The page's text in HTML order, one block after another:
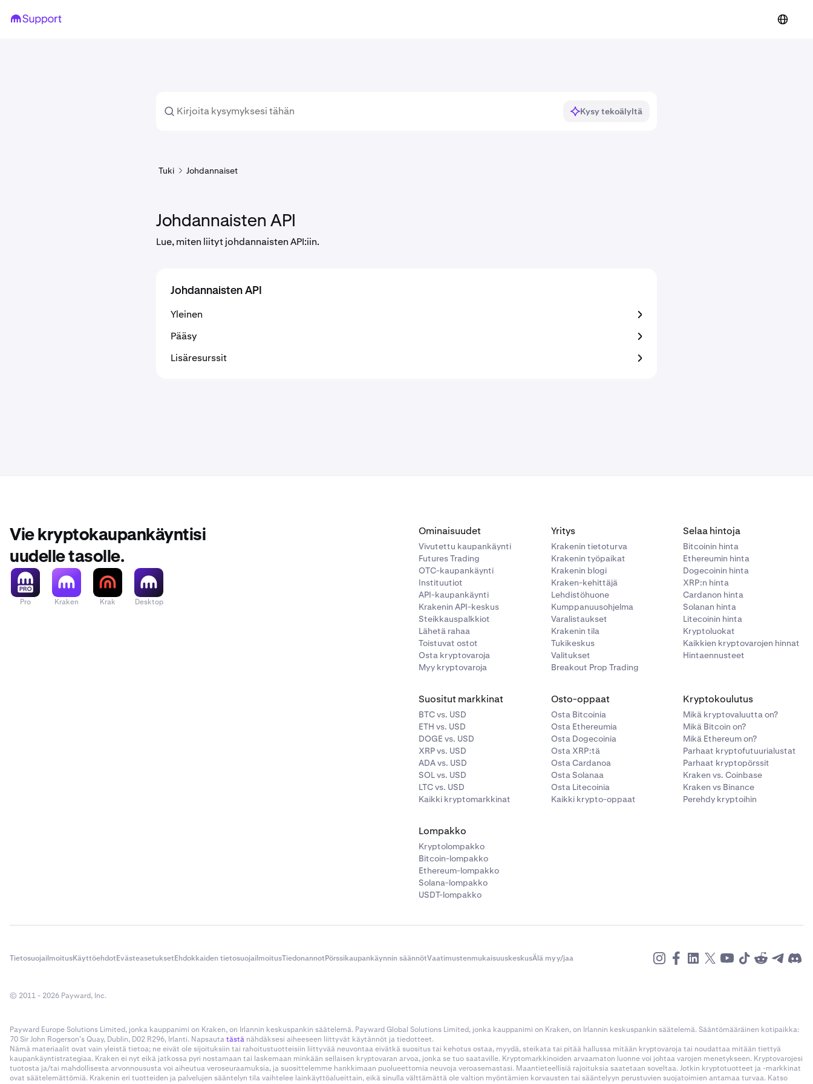
Kysy tekoälyltä
Tuki Johdannaiset
Johdannaisten API
Lue, miten liityt johdannaisten API:iin.
Johdannaisten API
Yleinen
Pääsy
Lisäresurssit
Vie kryptokaupankäyntisi
uudelle tasolle.
Pro Kraken Krak Desktop
Ominaisuudet
Vivutettu kaupankäynti
Futures Trading
OTC-kaupankäynti
Instituutiot
API-kaupankäynti
Krakenin API-keskus
Steikkauspalkkiot
Lähetä rahaa
Toistuvat ostot
Osta kryptovaroja
Myy kryptovaroja
Yritys
Krakenin tietoturva
Krakenin työpaikat
Krakenin blogi
Kraken-kehittäjä
Lehdistöhuone
Kumppanuusohjelma
Varalistaukset
Krakenin tila
Tukikeskus
Valitukset
Breakout Prop Trading
Selaa hintoja
Bitcoinin hinta
Ethereumin hinta
Dogecoinin hinta
XRP:n hinta
Cardanon hinta
Solanan hinta
Litecoinin hinta
Kryptoluokat
Kaikkien kryptovarojen hinnat
Hintaennusteet
Suositut markkinat
BTC vs. USD
ETH vs. USD
DOGE vs. USD
XRP vs. USD
ADA vs. USD
SOL vs. USD
LTC vs. USD
Kaikki kryptomarkkinat
Osto-oppaat
Osta Bitcoinia
Osta Ethereumia
Osta Dogecoinia
Osta XRP:tä
Osta Cardanoa
Osta Solanaa
Osta Litecoinia
Kaikki krypto-oppaat
Kryptokoulutus
Mikä kryptovaluutta on?
Mikä Bitcoin on?
Mikä Ethereum on?
Parhaat kryptofutuurialustat
Parhaat kryptopörssit
Kraken vs. Coinbase
Kraken vs Binance
Perehdy kryptoihin
Lompakko
Kryptolompakko
Bitcoin-lompakko
Ethereum-lompakko
Solana-lompakko
USDT-lompakko
TietosuojailmoitusKäyttöehdotEvästeasetuksetEhdokkaiden tietosuojailmoitusTiedonannotPörssikaupankäynnin säännötVaatimustenmukaisuuskeskusÄlä myy/jaa
© 2011 - 2026 Payward, Inc.
Payward Europe Solutions Limited, jonka kauppanimi on Kraken, on Irlannin keskuspankin säätelemä. Payward Global Solutions Limited, jonka kauppanimi on Kraken, on Irlannin keskuspankin säätelemä. Sääntömääräinen kotipaikka:
70 Sir John Rogerson’s Quay, Dublin, D02 R296, Irlanti. Napsautatästä nähdäksesi aiheeseen liittyvät käytännöt ja tiedotteet.
Nämä materiaalit ovat vain yleistä tietoa; ne eivät ole sijoituksiin tai rahoitustuotteisiin liittyvää neuvontaa eivätkä suositus tai kehotus ostaa, myydä, steikata tai pitää hallussa mitään kryptovaroja tai noudattaa mitään tiettyä
kaupankäyntistrategiaa. Kraken ei nyt eikä jatkossa pyri nostamaan tai laskemaan minkään sellaisen kryptovaran arvoa, jonka se tuo saataville. Kryptomarkkinoiden arvaamaton luonne voi johtaa varojen menetykseen. Kryptovarojesi
tuotosta ja/tai mahdollisesta arvonnoususta voi aiheutua veroseuraamuksia, ja suosittelemme hankkimaan puolueettomia neuvoja veroasemastasi. Maantieteellisiä rajoituksia saatetaan soveltaa. Jotkin kryptotuotteet ja -markkinat
ovat säätelemättömiä. Krakenin eri tuotteiden ja palvelujen sääntelyn tila vaihtelee lainkäyttöalueittain, eikä sinulla välttämättä ole valtion myöntämien korvausten tai sääntelyyn perustuvien suojatoimien antamaa turvaa. Katso